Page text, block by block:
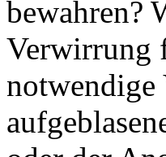
bewahren?
Verwirrung
notwendige